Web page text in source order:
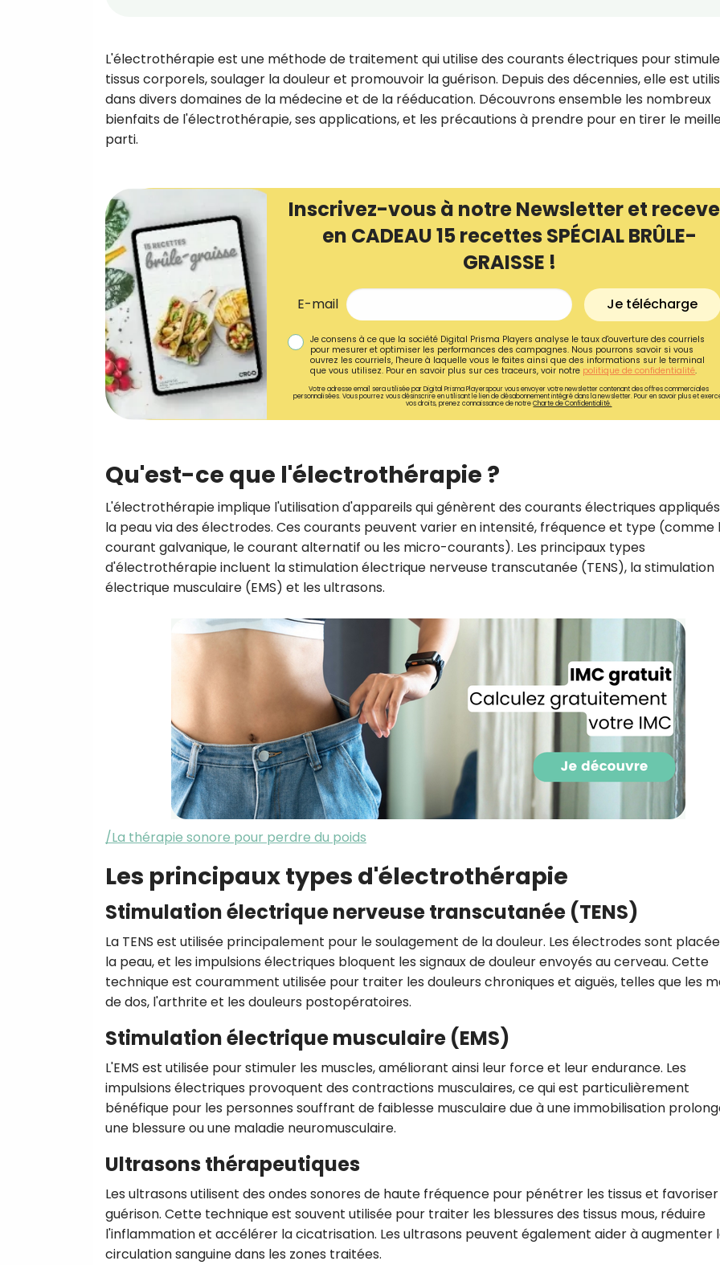
L'électrothérapie est une méthode de traitement qui utilise des courants électriques pour
tissus corporels, soulager la douleur et promouvoir la guérison. Depuis des décennies, elle est
dans divers domaines de la médecine et de la rééducation. Découvrons ensemble les nombreux
bienfaits de l'électrothérapie, ses applications, et les précautions à prendre pour en tirer le
parti.
Inscrivez-vous à notre Newsletter et
en CADEAU 15 recettes SPÉCIAL BRÛLE-
GRAISSE !
E-mail Je télécharge
Je consens à ce que la société Digital Prisma Players analyse le taux d'ouverture des courriels
pour mesurer et optimiser les performances des campagnes. Nous pourrons savoir si vous
ouvrez les courriels, l'heure à laquelle vous le faites ainsi que des informations sur le terminal
que vous utilisez. Pour en savoir plus sur ces traceurs, voir notre politique de confidentialité.
Votre adresse email sera utilisée par Digital Prisma Playerspour vous envoyer votre newsletter contenant des offres commerciales
personnalisées. Vous pourrez vous désinscrire en utilisant le lien de désabonnement intégré dans la newsletter. Pour en savoir plus et
vos droits, prenez connaissance de notreCharte de Confidentialité.
Qu'est-ce que l'électrothérapie ?
L'électrothérapie implique l'utilisation d'appareils qui génèrent des courants électriques
la peau via des électrodes. Ces courants peuvent varier en intensité, fréquence et type (comme
courant galvanique, le courant alternatif ou les micro-courants). Les principaux types
d'électrothérapie incluent la stimulation électrique nerveuse transcutanée (TENS), la stimulation
électrique musculaire (EMS) et les ultrasons.
/La thérapie sonore pour perdre du poids
Les principaux types d'électrothérapie
Stimulation électrique nerveuse transcutanée (TENS)
La TENS est utilisée principalement pour le soulagement de la douleur. Les électrodes sont
la peau, et les impulsions électriques bloquent les signaux de douleur envoyés au cerveau. Cette
technique est couramment utilisée pour traiter les douleurs chroniques et aiguës, telles que les
de dos, l'arthrite et les douleurs postopératoires.
Stimulation électrique musculaire (EMS)
L'EMS est utilisée pour stimuler les muscles, améliorant ainsi leur force et leur endurance. Les
impulsions électriques provoquent des contractions musculaires, ce qui est particulièrement
bénéfique pour les personnes souffrant de faiblesse musculaire due à une immobilisation
une blessure ou une maladie neuromusculaire.
Ultrasons thérapeutiques
Les ultrasons utilisent des ondes sonores de haute fréquence pour pénétrer les tissus et
guérison. Cette technique est souvent utilisée pour traiter les blessures des tissus mous, réduire
l'inflammation et accélérer la cicatrisation. Les ultrasons peuvent également aider à augmenter
circulation sanguine dans les zones traitées.
!
Ainsi que la newsletter
CROQ.
Je consens à ce que la société
Prisma Players analyse le taux
des courriels pour mesurer et
performances des campagnes.
pourrons savoir si vous ouvrez les
l'heure à laquelle vous le faites ainsi
des informations sur le terminal que
utilisez. Pour en savoir plus sur ces
voir notrepolitique de confidentialité
Je reçois mon cadeau !
Confidentialité